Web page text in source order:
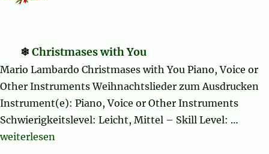
Christmases with You
Mario Lambardo Christmases with You Piano, Voice or
Other Instruments Weihnachtslieder zum Ausdrucken
Instrument(e): Piano, Voice or Other Instruments
Schwierigkeitslevel: Leicht, Mittel – Skill Level: …
„Christmases with You“
weiterlesen